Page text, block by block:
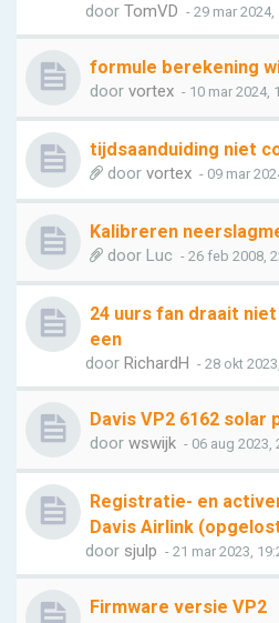
door TomVD - 29 mar 2024,
formule berekening
door vortex - 10 mar 2024,
tijdsaanduiding niet
door vortex - 09 mar
Kalibreren
door Luc - 26 feb 2008,
24 uurs fan draait
een
door RichardH - 28 okt
Davis VP2 6162 solar
door wswijk - 06 aug 2023,
Registratie- en
Davis Airlink
door sjulp - 21 mar 2023,
Firmware versie VP2